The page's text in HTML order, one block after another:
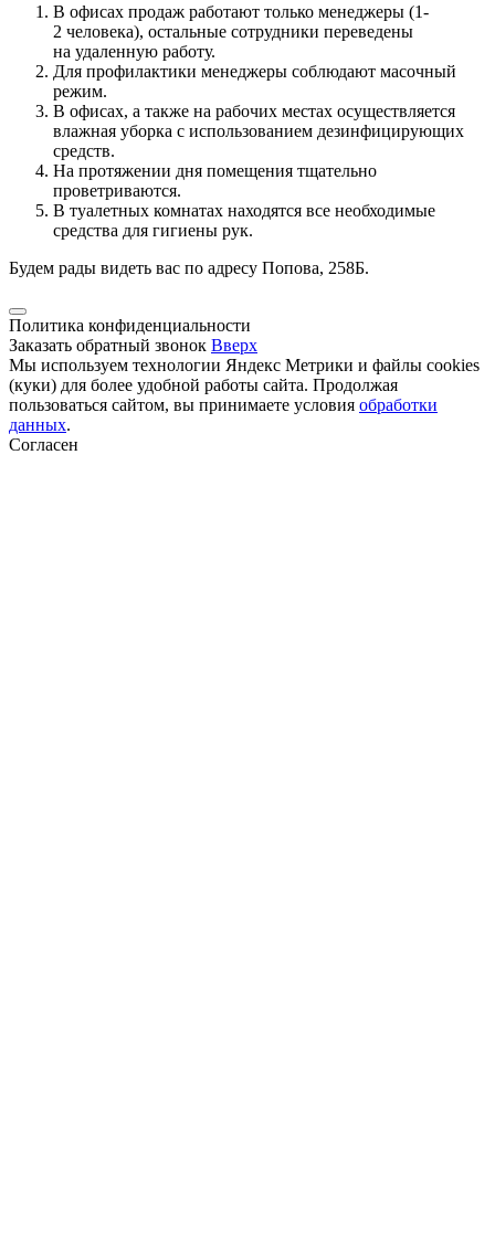
В офисах продаж работают только менеджеры (1-
2 человека), остальные сотрудники переведены
на удаленную работу.
Для профилактики менеджеры соблюдают масочный
режим.
В офисах, а также на рабочих местах осуществляется
влажная уборка с использованием дезинфицирующих
средств.
На протяжении дня помещения тщательно
проветриваются.
В туалетных комнатах находятся все необходимые
средства для гигиены рук.
Будем рады видеть вас по адресу Попова, 258Б.
Политика конфиденциальности
Заказать обратный звонок Вверх
Мы используем технологии Яндекс Метрики и файлы cookies
(куки) для более удобной работы сайта. Продолжая
пользоваться сайтом, вы принимаете условия обработки
данных.
Согласен